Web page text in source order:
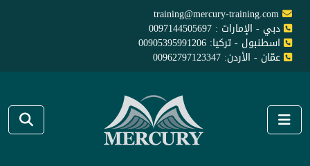
training@mercury-training.com
دبي - الإمارات : 0097144505697
اسطنبول - تركيا: 00905395991206
عمّان - الأردن: 00962797123347